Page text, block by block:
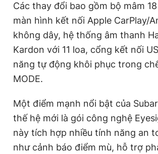
Các thay đổi bao gồm bộ mâm
màn hình kết nối Apple CarPlay/
không dây, hệ thống âm thanh
Kardon với 11 loa, cổng kết nối
năng tự động khôi phục trong
MODE.
Một điểm mạnh nổi bật của
thế hệ mới là gói công nghệ
này tích hợp nhiều tính năng an
như cảnh báo điểm mù, hỗ trợ